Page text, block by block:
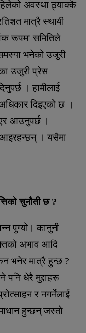
अवस्था ठ्याक्कै
मात्रै स्थायी
रूपमा समितिले
भनेको उजुरी
उजुरी प्रेस
। हामीलाई
दिइएको छ ।
आउनुपर्छ ।
आइरहन्छन् । यसैमा
चुनौती छ ?
पुग्यो। कानुनी
अभाव आदि
भनेर मात्रै हुन्छ ?
पनि धेरै मुद्दाहरू
र नगर्नेलाई
हुन्छन् जस्तो